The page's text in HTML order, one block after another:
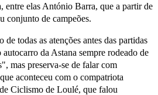
entre elas António Barra, que a partir de
conjunto de campeões.
todas as atenções antes das partidas
da Astana sempre rodeado de
mas preserva-se de falar com
aconteceu com o compatriota
Ciclismo de Loulé, que falou